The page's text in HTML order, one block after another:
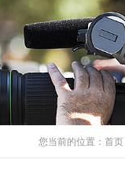
您当前的位置：首页